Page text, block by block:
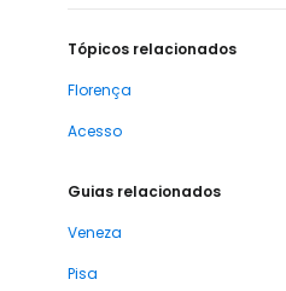
Tópicos relacionados
Florença
Acesso
Guias relacionados
Veneza
Pisa